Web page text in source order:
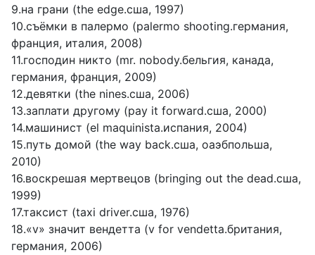
9.на грани (the edge.сша, 1997)
10.съёмки в палермо (palermo shooting.германия,
франция, италия, 2008)
11.господин никто (mr. nobody.бельгия, канада,
германия, франция, 2009)
12.девятки (the nines.сша, 2006)
13.заплати другому (pay it forward.сша, 2000)
14.машинист (el maquinista.испания, 2004)
15.путь домой (the way back.сша, оаэбпольша,
2010)
16.воскрешая мертвецов (bringing out the dead.сша,
1999)
17.таксист (taxi driver.сша, 1976)
18.«v» значит вендетта (v for vendetta.британия,
германия, 2006)